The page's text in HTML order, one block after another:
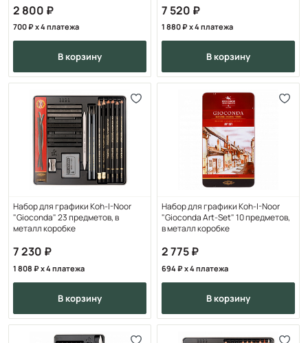
2 800
700 x 4 платежа
в корзину
7 520
1 880 x 4 платежа
в корзину
Набор для графики Koh-I-Noor
"Gioconda" 23 предметов, в
металл коробке
7 230
1 808 x 4 платежа
в корзину
Набор для графики Koh-I-Noor
"Gioconda Art-Set" 10 предметов,
в металл коробке
2 775
694 x 4 платежа
в корзину